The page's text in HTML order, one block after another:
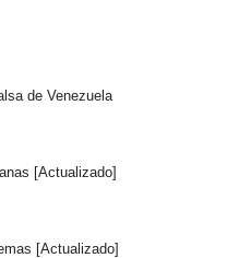
de Venezuela
[Actualizado]
[Actualizado]